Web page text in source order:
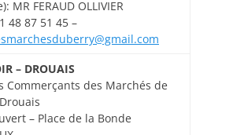
MR FERAUD OLLIVIER
48 87 51 45 –
– DROUAIS
Commerçants des Marchés de
– Place de la Bonde